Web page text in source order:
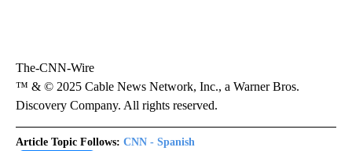
The-CNN-Wire
™ & © 2025 Cable News Network, Inc., a Warner Bros.
Discovery Company. All rights reserved.
Article Topic Follows: CNN - Spanish